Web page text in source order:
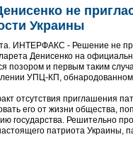
не
Украины
ИНТЕРФАКС - Решение не
Денисенко на
позором и первым таким
УПЦ-КП,
отсутствия приглашения
его от жизни общества,
государства. Решительно
патриота Украины,